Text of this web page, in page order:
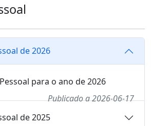
de 2026
para o ano de 2026
Publicado a 2026-06-17
de 2025